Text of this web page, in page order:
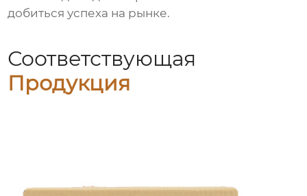
добиться успеха на рынке.
Соответствующая
Продукция